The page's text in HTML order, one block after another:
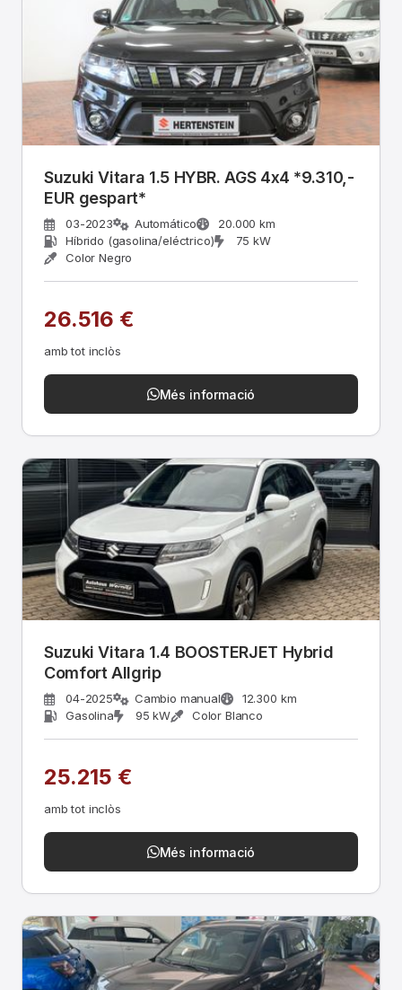
Suzuki Vitara 1.5 HYBR. AGS 4x4 *9.310,-
EUR gespart*
03-2023 Automático
20.000 km
Híbrido (gasolina/eléctrico)
75 kW
Color Negro
26.516 €
amb tot inclòs
Més informació
Suzuki Vitara 1.4 BOOSTERJET Hybrid
Comfort Allgrip
04-2025 Cambio manual
12.300 km
Gasolina
95 kW Color Blanco
25.215 €
amb tot inclòs
Més informació